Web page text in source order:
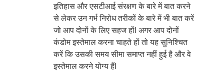
इतिहास और एसटीआई संरक्षण के बारे में बात करने
से लेकर उन गर्भ निरोध तरीकों के बारे में भी बात करें
जो आप दोनों के लिए सहज होंI अगर आप दोनों
कंडोम इस्तेमाल करना चाहते हों तो यह सुनिश्चित
करें कि उसकी समय सीमा समाप्त नहीं हुई है और वे
इस्तेमाल करने योग्य हैंI